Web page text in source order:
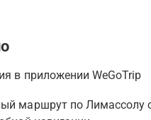
в приложении WeGoTrip
маршрут по Лимассолу